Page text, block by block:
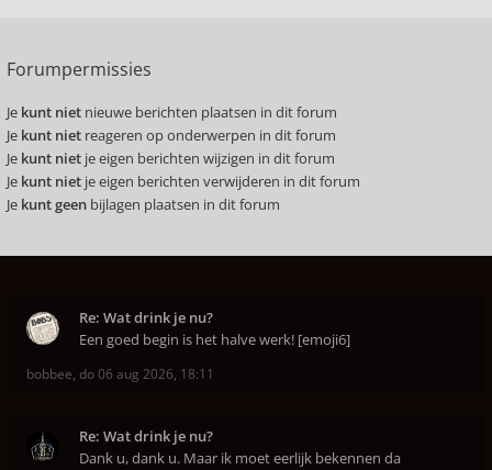
Forumpermissies
Je kunt niet nieuwe berichten plaatsen in dit forum
Je kunt niet reageren op onderwerpen in dit forum
Je kunt niet je eigen berichten wijzigen in dit forum
Je kunt niet je eigen berichten verwijderen in dit forum
Je kunt geen bijlagen plaatsen in dit forum
Re: Wat drink je nu?
Een goed begin is het halve werk! [emoji6]
bobbee, do 06 aug 2026, 18:11
Re: Wat drink je nu?
Dank u, dank u. Maar ik moet eerlijk bekennen da